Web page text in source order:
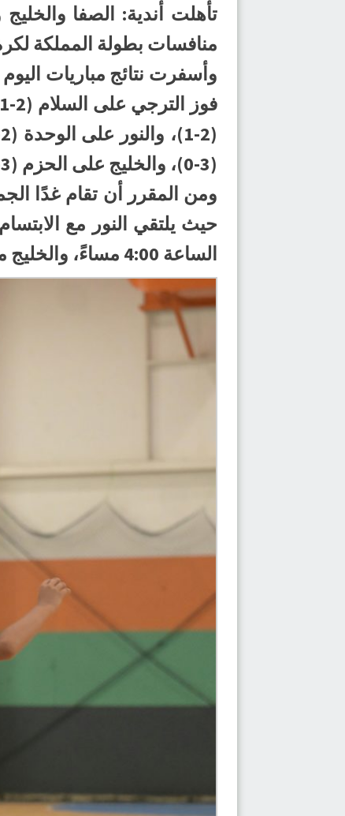
تأهلت أندية: الصفا
منافسات بطولة المملكة لكرة اليد لدرجة
(3-0)، والخليج على الحزم (3-0)، والقارة على الهدى (2-1)، ومضر على الهلال (2-1).
الساعة 4:00 مساءً، والخليج مع السلام الساعة 5:00 مساءً.